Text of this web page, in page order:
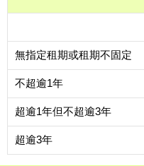
無指定租期或租期不固定
不超逾1年
超逾1年但不超逾3年
超逾3年